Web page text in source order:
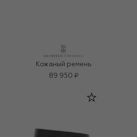
Кожаный ремень
89 950 ₽